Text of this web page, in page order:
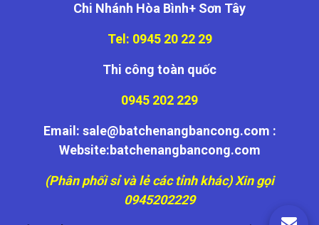
Chi Nhánh Hòa Bình+ Sơn Tây
Tel: 0945 20 22 29
Thi công toàn quốc
0945 202 229
Email: sale@batchenangbancong.com :
Website:batchenangbancong.com
(Phân phối sỉ và lẻ các tỉnh khác) Xin gọi
0945202229